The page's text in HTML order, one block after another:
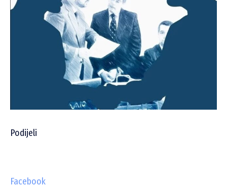
Podijeli
Facebook